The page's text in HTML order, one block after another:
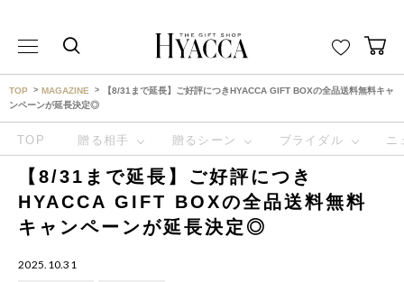
TOP MAGAZINE
【8/31まで延長】ご好評につきHYACCA GIFT BOXの全品送料無料キャ
ンペーンが延長決定◎
TOP 贈る相手 贈るシーン ブライダル ニ
【8/31まで延長】ご好評につき
HYACCA GIFT BOXの全品送料無料
キャンペーンが延長決定◎
2025.10.31